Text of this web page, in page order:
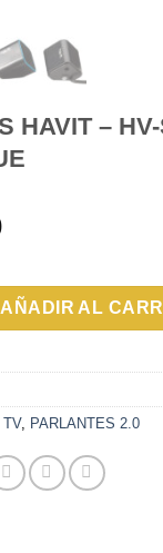
HAVIT –
- HV-SK473 3WX2
AÑADIR AL
TV, PARLANTES 2.0